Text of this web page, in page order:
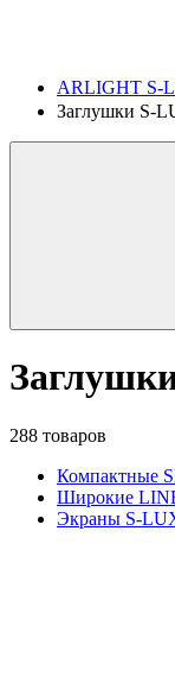
ARLIGHT S-
Заглушки S-
288 товаров
Компактные
Широкие
Экраны S-